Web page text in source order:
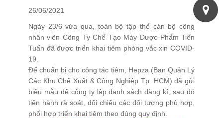
26/06/2021
Ngày 23/6 vừa qua, toàn bộ tập thể cán bộ công
nhân viên Công Ty Chế Tạo Máy Dược Phẩm Tiến
Tuấn đã được triển khai tiêm phòng vắc xin COVID-
19.
Để chuẩn bị cho công tác tiêm, Hepza (Ban Quản Lý
Các Khu Chế Xuất & Công Nghiệp Tp. HCM) đã gửi
biểu mẫu để công ty lập danh sách đăng kí, sau đó
tiến hành rà soát, đối chiếu các đối tượng phù hợp,
phối hợp triển khai tiêm theo đúng quy định.
Chính Sách Bảo Mật
DỊCH VỤ
SẢN PHẨM
Xử Lý Nguyên Liệu
Tạo Hạt Cốm